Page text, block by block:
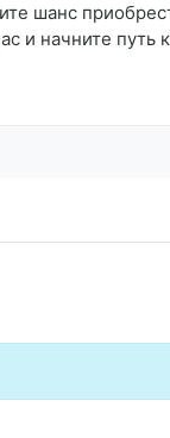
шанс
и начните путь